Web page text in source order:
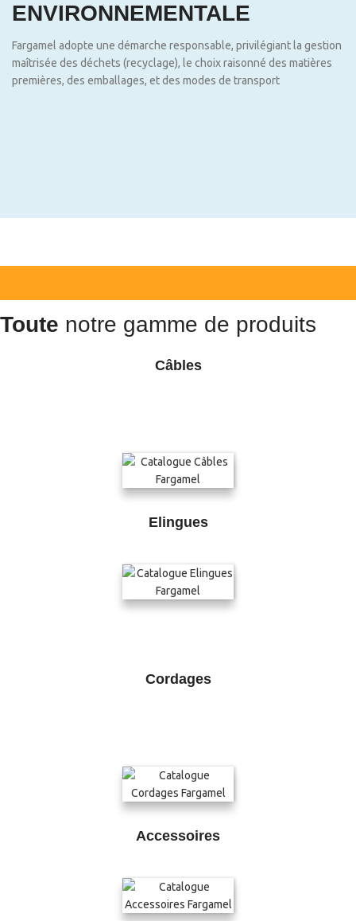
ENVIRONNEMENTALE
Fargamel adopte une démarche responsable, privilégiant la gestion
maîtrisée des déchets (recyclage), le choix raisonné des matières
premières, des emballages, et des modes de transport
Toute notre gamme de produits
Câbles
Elingues
Cordages
Accessoires